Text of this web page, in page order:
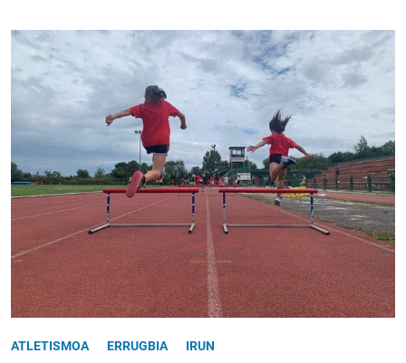
ATLETISMOA ERRUGBIA IRUN